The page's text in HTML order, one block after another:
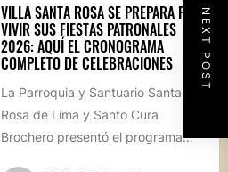
NEXT POST
VILLA SANTA ROSA SE PREPARA PARA
VIVIR SUS FIESTAS PATRONALES
2026: AQUÍ EL CRONOGRAMA
COMPLETO DE CELEBRACIONES
La Parroquia y Santuario Santa
Rosa de Lima y Santo Cura
Brochero presentó el programa